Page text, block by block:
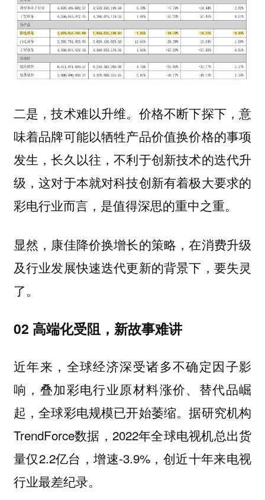
二是，技术难以升维。 价格不断下探下，意
味着品牌可能以牺牲产品价值换价格的事项
发生，长久以往，不利于创新技术的迭代升
级，这对于本就对科技创新有着极大要求的
彩电行业而言，是值得深思的重中之重。
显然，康佳降价换增长的策略，在消费升级
及行业发展快速迭代更新的背景下，要失灵
了。
02 高端化受阻，新故事难讲
近年来，全球经济深受诸多不确定因子影
响，叠加彩电行业原材料涨价、替代品崛
起，全球彩电规模已开始萎缩。据研究机构
TrendForce数据，2022年全球电视机总出货
量仅2.2亿台，增速-3.9%，创近十年来电视
行业最差纪录。